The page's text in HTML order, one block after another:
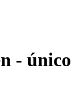
- único